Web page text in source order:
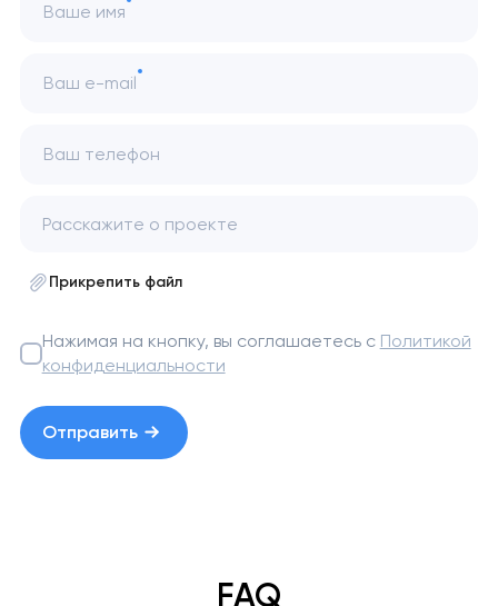
Ваше имя
Ваш e-mail
Ваш телефон
Прикрепить файл
Нажимая на кнопку, вы соглашаетесь с Политикой
конфиденциальности
Отправить
FAQ